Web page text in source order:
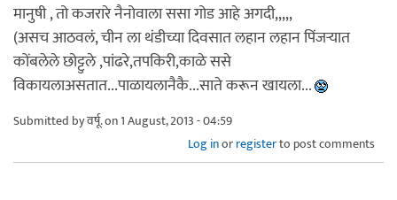
मानुषी , तो कजरारे नैनोवाला ससा गोड आहे अगदी,,,,,
(असच आठवलं, चीन ला थंडीच्या दिवसात लहान लहान पिंजर्‍यात
कोंबलेले छोट्टुले ,पांढरे,तपकिरी,काळे ससे
विकायलाअसतात...पाळायलानैकै...साते करून खायला...
Submitted byवर्षू.on 1 August, 2013 - 04:59
Log inorregisterto post comments